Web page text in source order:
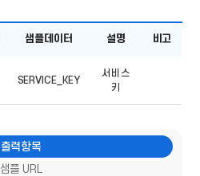
샘플데이터 설명 비고
SERVICE_KEY
서비스
키
출력항목
샘플 URL